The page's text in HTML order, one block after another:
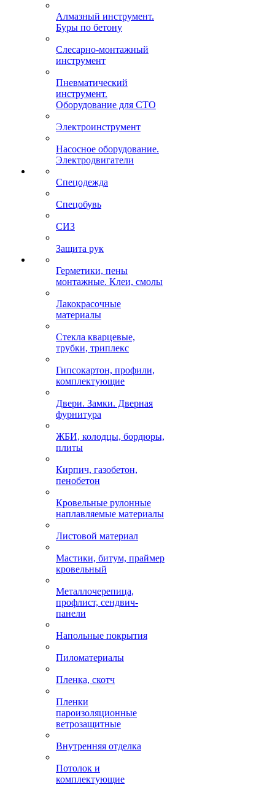
Алмазный инструмент.
Буры по бетону
Слесарно-монтажный
инструмент
Пневматический
инструмент.
Оборудование для СТО
Электроинструмент
Насосное оборудование.
Электродвигатели
Спецодежда
Спецобувь
СИЗ
Защита рук
Герметики, пены
монтажные. Клеи, смолы
Лакокрасочные
материалы
Стекла кварцевые,
трубки, триплекс
Гипсокартон, профили,
комплектующие
Двери. Замки. Дверная
фурнитура
ЖБИ, колодцы, бордюры,
плиты
Кирпич, газобетон,
пенобетон
Кровельные рулонные
наплавляемые материалы
Листовой материал
Мастики, битум, праймер
кровельный
Металлочерепица,
профлист, сендвич-
панели
Напольные покрытия
Пиломатериалы
Пленка, скотч
Пленки
пароизоляционные
ветрозащитные
Внутренняя отделка
Потолок и
комплектующие